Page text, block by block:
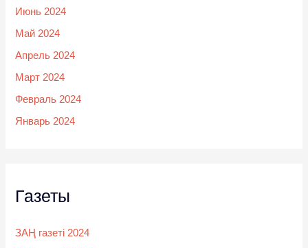
Июнь 2024
Май 2024
Апрель 2024
Март 2024
Февраль 2024
Январь 2024
Газеты
ЗАҢ газеті 2024